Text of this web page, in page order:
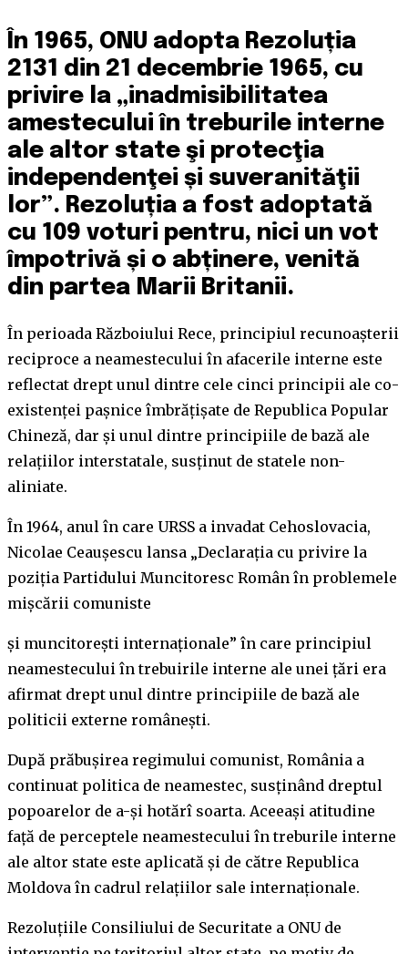
În 1965, ONU adopta Rezoluția
2131 din 21 decembrie 1965, cu
privire la „inadmisibilitatea
amestecului în treburile interne
ale altor state şi protecţia
independenţei și suveranităţii
lor”. Rezoluția a fost adoptată
cu 109 voturi pentru, nici un vot
împotrivă și o abținere, venită
din partea Marii Britanii.
În perioada Războiului Rece, principiul recunoașterii
reciproce a neamestecului în afacerile interne este
reflectat drept unul dintre cele cinci principii ale co-
existenței pașnice îmbrățișate de Republica Popular
Chineză, dar și unul dintre principiile de bază ale
relațiilor interstatale, susținut de statele non-
aliniate.
În 1964, anul în care URSS a invadat Cehoslovacia,
Nicolae Ceaușescu lansa „Declaraţia cu privire la
poziţia Partidului Muncitoresc Român în problemele
mişcării comuniste
şi muncitoreşti internaţionale” în care principiul
neamestecului în trebuirile interne ale unei țări era
afirmat drept unul dintre principiile de bază ale
politicii externe românești.
După prăbușirea regimului comunist, România a
continuat politica de neamestec, susținând dreptul
popoarelor de a-și hotărî soarta. Aceeași atitudine
față de perceptele neamestecului în treburile interne
ale altor state este aplicată și de către Republica
Moldova în cadrul relațiilor sale internaționale.
Rezoluțiile Consiliului de Securitate a ONU de